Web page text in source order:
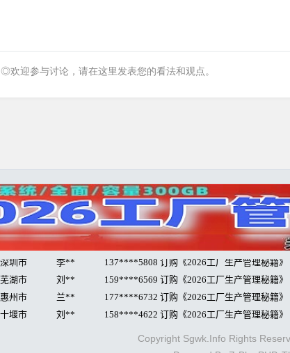
◎欢迎参与讨论，请在这里发表您的看法和观点。
Copyright Sgwk.Info Rights